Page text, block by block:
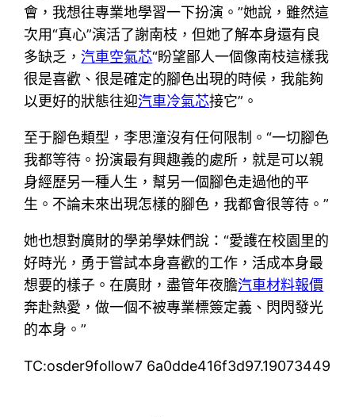
會，我想往專業地學習一下扮演。”她說，雖然這
次用“真心”演活了謝南枝，但她了解本身還有良
多缺乏，汽車空氣芯“盼望鄙人一個像南枝這樣我
很是喜歡、很是確定的腳色出現的時候，我能夠
以更好的狀態往迎汽車冷氣芯接它”。
至于腳色類型，李思潼沒有任何限制。“一切腳色
我都等待。扮演最有興趣義的處所，就是可以親
身經歷另一種人生，幫另一個腳色走過他的平
生。不論未來出現怎樣的腳色，我都會很等待。”
她也想對廣財的學弟學妹們說：“愛護在校園里的
好時光，勇于嘗試本身喜歡的工作，活成本身最
想要的樣子。在廣財，盡管年夜膽汽車材料報價
奔赴熱愛，做一個不被專業標簽定義、閃閃發光
的本身。”
TC:osder9follow7 6a0dde416f3d97.19073449